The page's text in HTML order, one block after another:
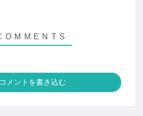
コメントを書き込む